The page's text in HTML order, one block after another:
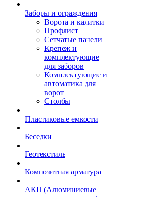
Заборы и ограждения
Ворота и калитки
Профлист
Сетчатые панели
Крепеж и
комплектующие
для заборов
Комплектующие и
автоматика для
ворот
Столбы
Пластиковые емкости
Беседки
Геотекстиль
Композитная арматура
АКП (Алюминиевые